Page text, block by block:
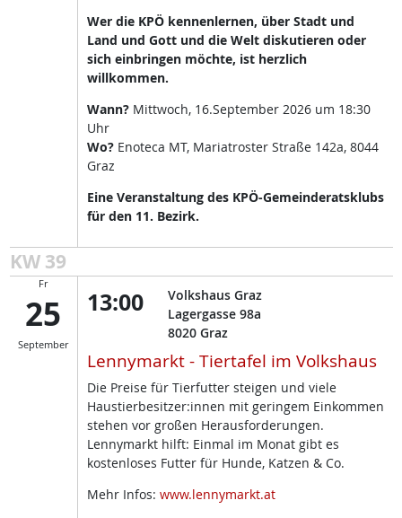
Wer die KPÖ kennenlernen, über Stadt und
Land und Gott und die Welt diskutieren oder
sich einbringen möchte, ist herzlich
willkommen.
Wann?Mittwoch, 16.September 2026 um 18:30
Uhr
Wo?Enoteca MT, Mariatroster Straße 142a, 8044
Graz
Eine Veranstaltung des KPÖ-Gemeinderatsklubs
für den 11. Bezirk.
KW 39
Fr
25
September
13:00
Volkshaus Graz
Lagergasse 98a
8020 Graz
Lennymarkt - Tiertafel im Volkshaus
Die Preise für Tierfutter steigen und viele
Haustierbesitzer:innen mit geringem Einkommen
stehen vor großen Herausforderungen.
Lennymarkt hilft: Einmal im Monat gibt es
kostenloses Futter für Hunde, Katzen & Co.
Mehr Infos: www.lennymarkt.at